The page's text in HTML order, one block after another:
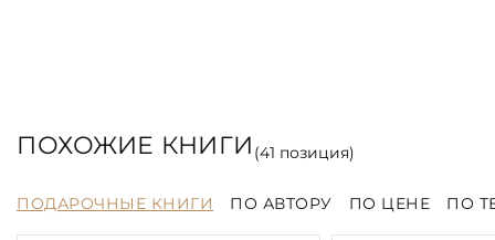
ПОХОЖИЕ КНИГИ (41 позиция)
ПОДАРОЧНЫЕ КНИГИ ПО АВТОРУ ПО ЦЕНЕ ПО